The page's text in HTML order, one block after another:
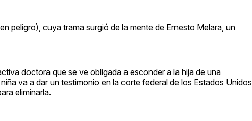
peligro), cuya trama surgió de la mente de Ernesto Melara, un
doctora que se ve obligada a esconder a la hija de una
va a dar un testimonio en la corte federal de los Estados Unidos
eliminarla.